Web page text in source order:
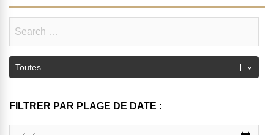
FILTRER PAR PLAGE DE DATE :